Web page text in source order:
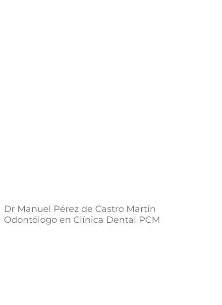
Dr Manuel Pérez de Castro Martín
Odontólogo en Clínica Dental PCM